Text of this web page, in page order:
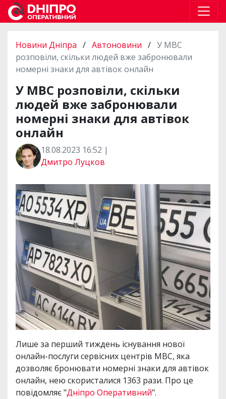
Новини Дніпра / Автоновини / У МВС
розповіли, скільки людей вже забронювали
номерні знаки для автівок онлайн
У МВС розповіли, скільки
людей вже забронювали
номерні знаки для автівок
онлайн
18.08.2023 16:52 |
Дмитро Луцков
Лише за перший тиждень існування нової
онлайн-послуги сервісних центрів МВС, яка
дозволяє бронювати номерні знаки для автівок
онлайн, нею скористалися 1363 рази. Про це
повідомляє "Дніпро Оперативний".